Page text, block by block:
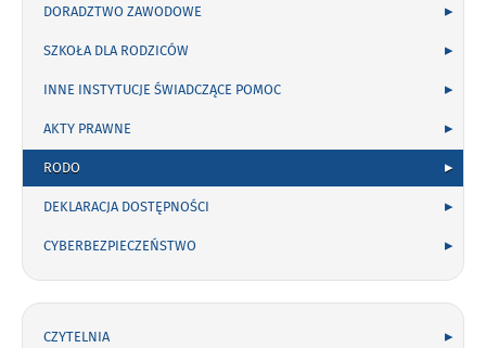
DORADZTWO ZAWODOWE
SZKOŁA DLA RODZICÓW
INNE INSTYTUCJE ŚWIADCZĄCE POMOC
AKTY PRAWNE
RODO
DEKLARACJA DOSTĘPNOŚCI
CYBERBEZPIECZEŃSTWO
CZYTELNIA